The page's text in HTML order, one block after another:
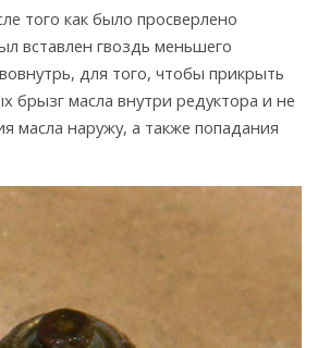
того как было просверлено
вставлен гвоздь меньшего
для того, чтобы прикрыть
брызг масла внутри редуктора и не
масла наружу, а также попадания